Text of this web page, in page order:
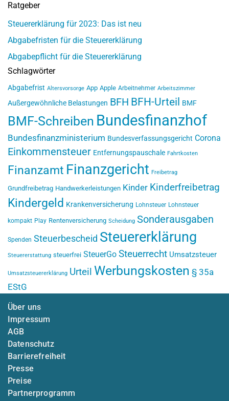
Ratgeber
Steuererklärung für 2023: Das ist neu
Abgabefristen für die Steuererklärung
Abgabepflicht für die Steuererklärung
Schlagwörter
Abgabefrist Altersvorsorge App Apple Arbeitnehmer Arbeitszimmer
Außergewöhnliche Belastungen BFH BFH-Urteil BMF
BMF-Schreiben Bundesfinanzhof
Bundesfinanzministerium Bundesverfassungsgericht Corona
Einkommensteuer Entfernungspauschale Fahrtkosten
Finanzamt Finanzgericht Freibetrag
Grundfreibetrag Handwerkerleistungen Kinder Kinderfreibetrag
Kindergeld Krankenversicherung Lohnsteuer Lohnsteuer
kompakt Play Rentenversicherung Scheidung Sonderausgaben
Spenden Steuerbescheid Steuererklärung
Steuererstattung steuerfrei SteuerGo Steuerrecht Umsatzsteuer
Umsatzsteuererklärung Urteil Werbungskosten § 35a
EStG
Über uns
Impressum
AGB
Datenschutz
Barrierefreiheit
Presse
Preise
Partnerprogramm